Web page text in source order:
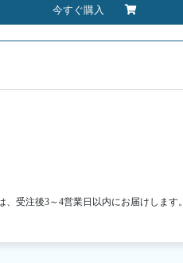
今すぐ購入
受注後3～4営業日以内にお届けします。